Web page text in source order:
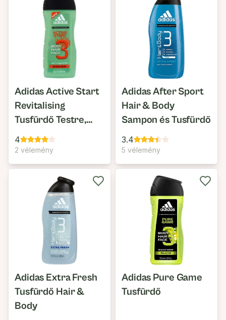
Adidas Active Start
Revitalising
Tusfürdő Testre,
Hajra & Arcra
4
2 vélemény
Adidas After Sport
Hair & Body
Sampon és Tusfürdő
3.4
5 vélemény
Adidas Extra Fresh
Tusfürdő Hair &
Body
Adidas Pure Game
Tusfürdő